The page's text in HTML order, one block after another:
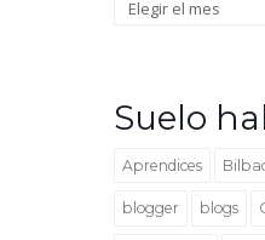
Suelo
Aprendices
blogger blogs